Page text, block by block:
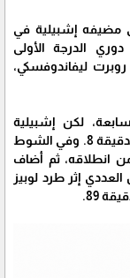
فوزًا مهمًا بنتيجة 4-1 على مضيفه إشبيلية في
الدرجة الأولى
ليفاندوفسكي،
لكن إشبيلية
سرعان ما أدرك التعادل عبر روبن فارغاس في الدقيقة 8. وفي الشوط
انطلاقه، ثم أضاف
55. رغم النقص العددي إثر طرد لوبيز